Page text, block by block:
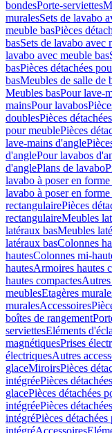
bondesPorte-serviettes
muralesSets de lavabo
meuble basPièces
basSets de lavabo avec
lavabo avec meuble bas
basPièces détachées
basMeubles de salle de
Meubles basPour lave-
mainsPour lavabos
doublesPièces
pour meublePièces
lave-mains d'angle
d'anglePour lavabos
d'anglePlans de lavabo
lavabo à poser en
lavabo à poser en
rectangulairePièces
rectangulaireMeubles
latéraux basMeubles
latéraux basColonnes
hautesColonnes mi-
hautesArmoires hautes
hautes compactes
meublesEtagères
muralesAccessoires
boîtes de rangement
serviettesEléments
magnétiquesPrises
électriquesAutres
glaceMiroirsPièces
intégréePièces
glacePièces détachées
intégréePièces
intégréPièces
intégréAccessoires